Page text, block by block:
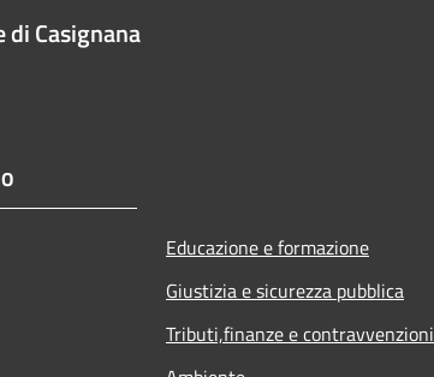
di Casignana
Educazione e formazione
Giustizia e sicurezza pubblica
Tributi,finanze e contravvenzioni